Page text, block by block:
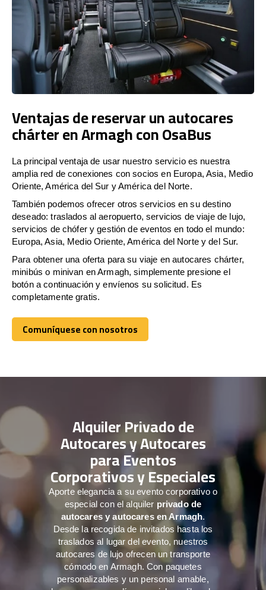
Ventajas de reservar un autocares
chárter en Armagh con OsaBus
La principal ventaja de usar nuestro servicio es nuestra
amplia red de conexiones con socios en Europa, Asia, Medio
Oriente, América del Sur y América del Norte.
También podemos ofrecer otros servicios en su destino
deseado: traslados al aeropuerto, servicios de viaje de lujo,
servicios de chófer y gestión de eventos en todo el mundo:
Europa, Asia, Medio Oriente, América del Norte y del Sur.
Para obtener una oferta para su viaje en autocares chárter,
minibús o minivan en Armagh, simplemente presione el
botón a continuación y envíenos su solicitud. Es
completamente gratis.
Comuníquese con nosotros
Comuníquese con nosotros
Alquiler Privado de
Autocares y Autocares
para Eventos
Corporativos y Especiales
Aporte elegancia a su evento corporativo o
especial con el alquiler privado de
autocares y autocares en Armagh.
Desde la recogida de invitados hasta los
traslados al lugar del evento, nuestros
autocares de lujo ofrecen un transporte
cómodo en Armagh. Con paquetes
personalizables y un personal amable,